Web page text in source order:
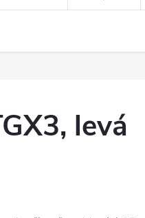
levá